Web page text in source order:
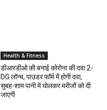
Health & Fitness
डीआरडीओ की बनाई कोरोना की दवा 2-
DG लॉन्च, पाउडर फॉर्म में होगी दवा,
सुबह-शाम पानी में घोलकर मरीजों को दी
जाएगी